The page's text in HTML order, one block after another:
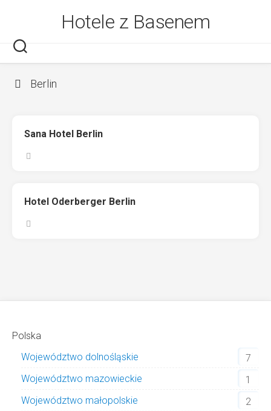
Hotele z Basenem
Berlin
Sana Hotel Berlin
Hotel Oderberger Berlin
Polska
Województwo dolnośląskie
7
Województwo mazowieckie
1
Województwo małopolskie
2